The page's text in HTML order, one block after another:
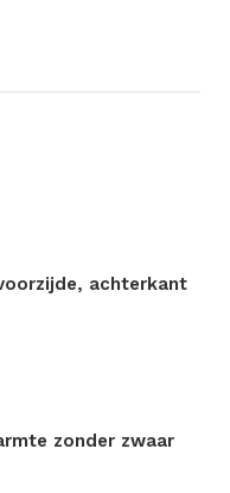
achterkant
zonder zwaar